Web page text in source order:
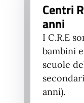
Centri
anni
I C.R.E
bambini
scuole
anni).